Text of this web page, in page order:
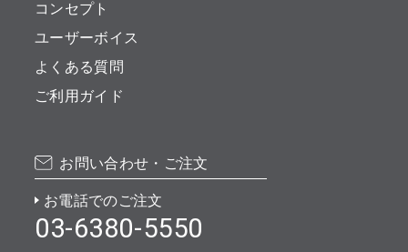
コンセプト
ユーザーボイス
よくある質問
ご利用ガイド
お問い合わせ・ご注文
お電話でのご注文
03-6380-5550